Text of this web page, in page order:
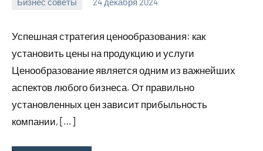
Успешная стратегия ценообразования: как
установить цены на продукцию и услуги
Ценообразование является одним из важнейших
аспектов любого бизнеса. От правильно
установленных цен зависит прибыльность
компании, […]